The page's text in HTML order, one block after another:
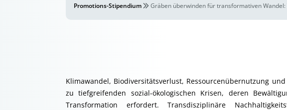
Promotions-Stipendium Gräben überwinden für transformativen
Klimawandel, Biodiversitätsverlust, Ressourcenübernutzung
zu tiefgreifenden sozial-ökologischen Krisen, deren
Transformation erfordert. Transdisziplinäre